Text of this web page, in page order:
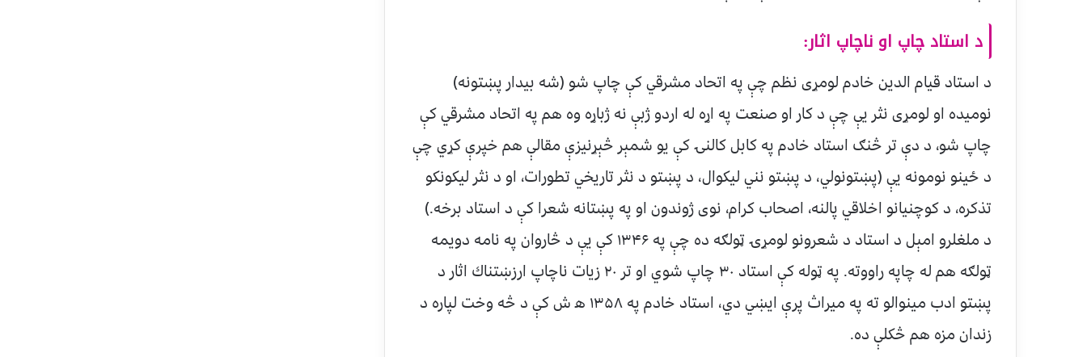
د استاد چاپ او ناچاپ اثار:
د استاد قيام الدين خادم لومړى نظم چې په اتحاد مشرقي كې چاپ شو (شه بيدار پښتونه)
نوميده او لومړى نثر يې چې د كار او صنعت په اړه له اردو ژبې نه ژباړه وه هم په اتحاد مشرقي كې
چاپ شو، د دې تر څنګ استاد خادم په كابل كالنۍ كې يو شمېر څېړنيزې مقالې هم خپرې كړي چې
د ځينو نومونه يې (پښتونولي، د پښتو نني ليكوال، د پښتو د نثر تاريخي تطورات، او د نثر ليكونكو
تذكره، د كوچنيانو اخلاقي پالنه، اصحاب كرام، نوى ژوندون او په پښتانه شعرا كې د استاد برخه.)
د ملغلرو امېل د استاد د شعرونو لومړۍ ټولګه ده چې په ۱۳۴۶ كې يې د څاروان په نامه دويمه
ټولګه هم له چاپه راووته. په ټوله كې استاد ۳۰ چاپ شوي او تر ۲۰ زيات ناچاپ ارزښتناك اثار د
پښتو ادب مينوالو ته په ميراث پرې ايښي دي، استاد خادم په ۱۳۵۸ ﻫ ش كې د څه وخت لپاره د
زندان مزه هم څكلې ده.